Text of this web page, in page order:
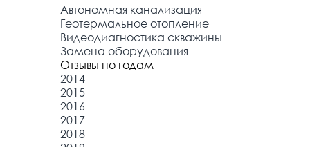
Автономная канализация
Геотермальное отопление
Видеодиагностика скважины
Замена оборудования
Отзывы по годам
2014
2015
2016
2017
2018